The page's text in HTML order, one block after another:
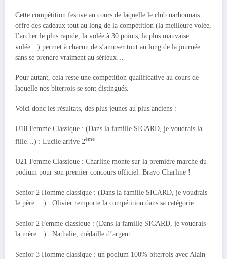
Cette compétition festive au cours de laquelle le club narbonnais
offre des cadeaux tout au long de la compétition (la meilleure volée,
l’archer le plus rapide, la volée à 30 points, la plus mauvaise
volée…) permet à chacun de s’amuser tout au long de la journée
sans se prendre vraiment au sérieux…
Pour autant, cela reste une compétition qualificative au cours de
laquelle nos biterrois se sont distingués.
Voici donc les résultats, des plus jeunes au plus anciens :
U18 Femme Classique : (Dans la famille SICARD, je voudrais la
fille…) : Lucile arrive 2ème
U21 Femme Classique : Charline monte sur la première marche du
podium pour son premier concours officiel. Bravo Charline !
Senior 2 Homme classique : (Dans la famille SICARD, je voudrais
le père …) : Olivier remporte la compétition dans sa catégorie
Senior 2 Femme classique : (Dans la famille SICARD, je voudrais
la mère…) : Nathalie, médaille d’argent
Senior 3 Homme classique : un podium 100% biterrois avec Alain